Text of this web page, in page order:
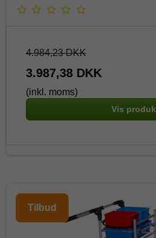
4.984,23 DKK
3.987,38 DKK
(inkl. moms)
Vis
Tilbud